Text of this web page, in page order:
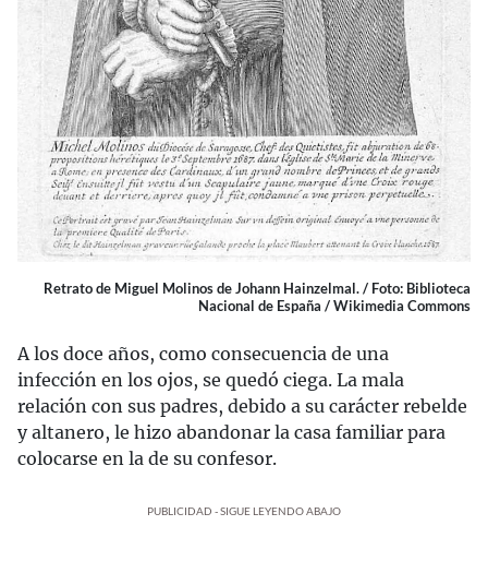
Retrato de Miguel Molinos de Johann Hainzelmal. / Foto: Biblioteca
Nacional de España / Wikimedia Commons
A los doce años, como consecuencia de una
infección en los ojos, se quedó ciega. La mala
relación con sus padres, debido a su carácter rebelde
y altanero, le hizo abandonar la casa familiar para
colocarse en la de su confesor.
PUBLICIDAD - SIGUE LEYENDO ABAJO